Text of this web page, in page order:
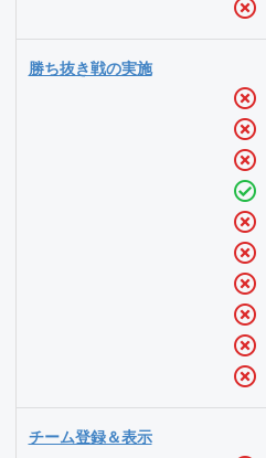
勝ち抜き戦の実施
チーム登録＆表示